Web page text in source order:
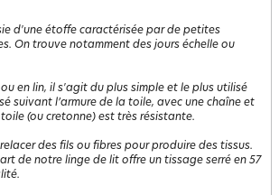
d'une étoffe caractérisée par de petites
On trouve notamment des jours échelle ou
en lin, il s'agit du plus simple et le plus utilisé
suivant l’armure de la toile, avec une chaîne et
(ou cretonne) est très résistante.
des fils ou fibres pour produire des tissus.
de notre linge de lit offre un tissage serré en 57